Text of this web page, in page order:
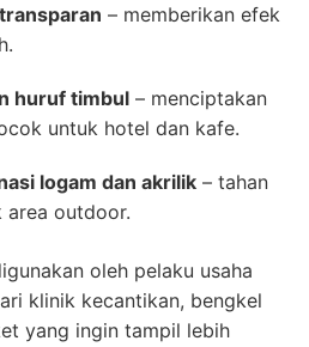
– memberikan efek
huruf timbul – menciptakan
untuk hotel dan kafe.
logam dan akrilik – tahan
area outdoor.
oleh pelaku usaha
klinik kecantikan, bengkel
yang ingin tampil lebih